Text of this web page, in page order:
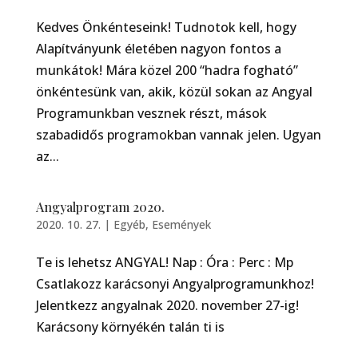
Kedves Önkénteseink! Tudnotok kell, hogy
Alapítványunk életében nagyon fontos a
munkátok! Mára közel 200 “hadra fogható”
önkéntesünk van, akik, közül sokan az Angyal
Programunkban vesznek részt, mások
szabadidős programokban vannak jelen. Ugyan
az...
Angyalprogram 2020.
2020. 10. 27. | Egyéb, Események
Te is lehetsz ANGYAL! Nap : Óra : Perc : Mp
Csatlakozz karácsonyi Angyalprogramunkhoz!
Jelentkezz angyalnak 2020. november 27-ig!
Karácsony környékén talán ti is